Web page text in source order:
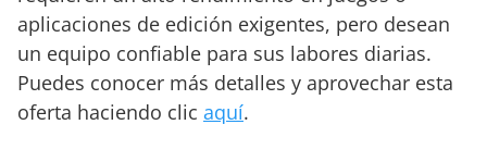
aplicaciones de edición exigentes, pero desean
un equipo confiable para sus labores diarias.
Puedes conocer más detalles y aprovechar esta
oferta haciendo clic aquí.